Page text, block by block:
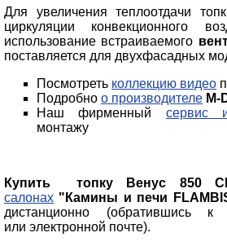
Для увеличения теплоотдачи
циркуляции конвекционного
использование встраиваемого
поставляется для двухфасадных
Посмотреть коллекцию видео
Подробно о производителе M-
Наш фирменный сервис
монтажу
Купить топку Венус 850
салонах "Камины и печи
дистанционно (обратившись
или электронной почте).